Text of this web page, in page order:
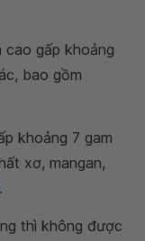
cao gấp khoảng
bao gồm
khoảng 7 gam
xơ, mangan,
.
thì không được